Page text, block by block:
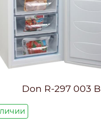
Don R-297 003 B